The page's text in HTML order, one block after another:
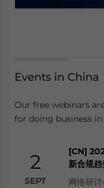
Events in China
Our free webinars
for doing business in
2
SEPT
[CN]
新合规
网络研